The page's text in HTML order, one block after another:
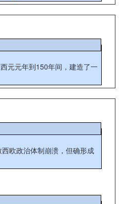
元元年到150年间，建造了一
欧政治体制崩溃，但确形成